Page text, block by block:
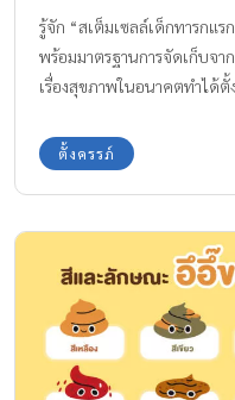
เต้นผิดปกติจากการตรวจโด
เวช โรงพยาบาลวิภาวดี แนะ
ตรวจวินิจฉัยอย่างละเอียดทัน
ระวัง โรคหัวใจในเด็กเกิดไ
จากโรงพยาบาลวิภาวดี ขอสรุ
ของคุณแม่: การตั้งครรภ์ในช่ว
รู้จัก “สเต็มเซลล์เด็กทารกแ
พร้อมมาตรฐานการจัดเก็บจา
เรื่องสุขภาพในอนาคตทำได้ตั้
เป็นทรัพยากรทางชีวภาพที่มี
การดูแลสุขภาพของลูกในอนา
ได้มาตรฐาน จึงเป็นจุดเริ่มต้
ประสิทธิภาพและทั้งหมดนี้ อ่
ทารกแรกคลอด ” เทคโนโล
จัดเก็บจาก MEDEZE
และทำไมจึงสำคัญตั้งแต่แรกเ
เด็กแรกคลอดทารกแรกคล
ตั้งครรภ์